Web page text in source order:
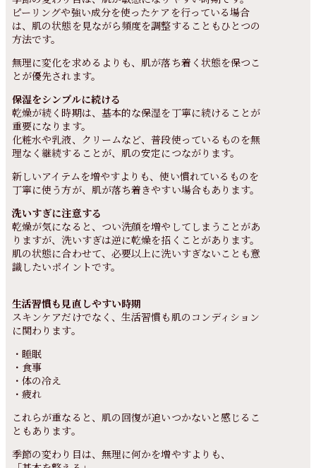
ピーリングや強い成分を使ったケアを行っている場合
は、肌の状態を見ながら頻度を調整することもひとつの
方法です。
無理に変化を求めるよりも、肌が落ち着く状態を保つこ
とが優先されます。
保湿をシンプルに続ける
乾燥が続く時期は、基本的な保湿を丁寧に続けることが
重要になります。
化粧水や乳液、クリームなど、普段使っているものを無
理なく継続することが、肌の安定につながります。
新しいアイテムを増やすよりも、使い慣れているものを
丁寧に使う方が、肌が落ち着きやすい場合もあります。
洗いすぎに注意する
乾燥が気になると、つい洗顔を増やしてしまうことがあ
りますが、洗いすぎは逆に乾燥を招くことがあります。
肌の状態に合わせて、必要以上に洗いすぎないことも意
識したいポイントです。
生活習慣も見直しやすい時期
スキンケアだけでなく、生活習慣も肌のコンディション
に関わります。
・睡眠
・食事
・体の冷え
・疲れ
これらが重なると、肌の回復が追いつかないと感じるこ
ともあります。
季節の変わり目は、無理に何かを増やすよりも、